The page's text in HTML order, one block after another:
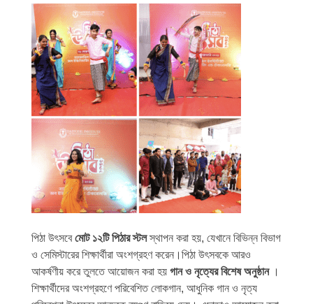
পিঠা উৎসবেমোট ১২টি পিঠার স্টলস্থাপন করা হয়, যেখানে বিভিন্ন বিভাগ
ও সেমিস্টারের শিক্ষার্থীরা অংশগ্রহণ করেন।পিঠা উৎসবকে আরও
আকর্ষণীয় করে তুলতে আয়োজন করা হয় গান ও নৃত্যের বিশেষ অনুষ্ঠান ।
শিক্ষার্থীদের অংশগ্রহণে পরিবেশিত লোকগান, আধুনিক গান ও নৃত্য